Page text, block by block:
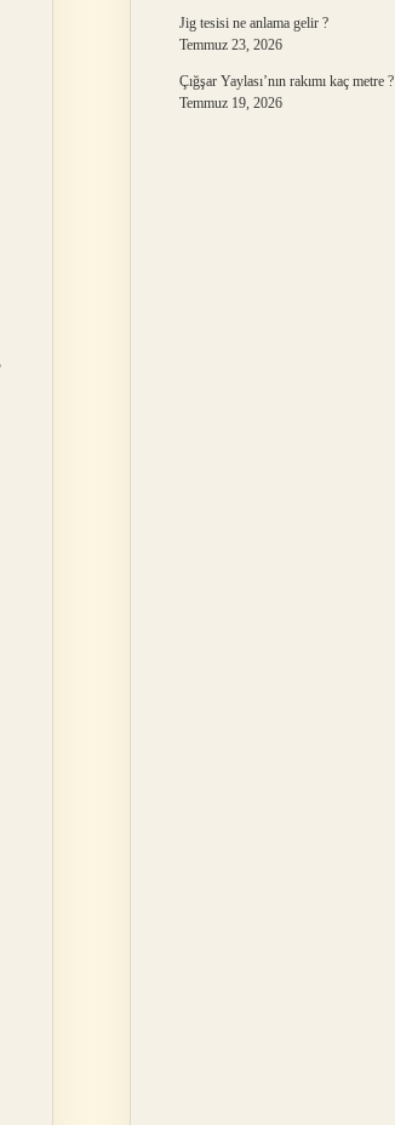
Jig tesisi ne anlama gelir ?
Temmuz 23, 2026
Çığşar Yaylası’nın rakımı kaç metre ?
Temmuz 19, 2026